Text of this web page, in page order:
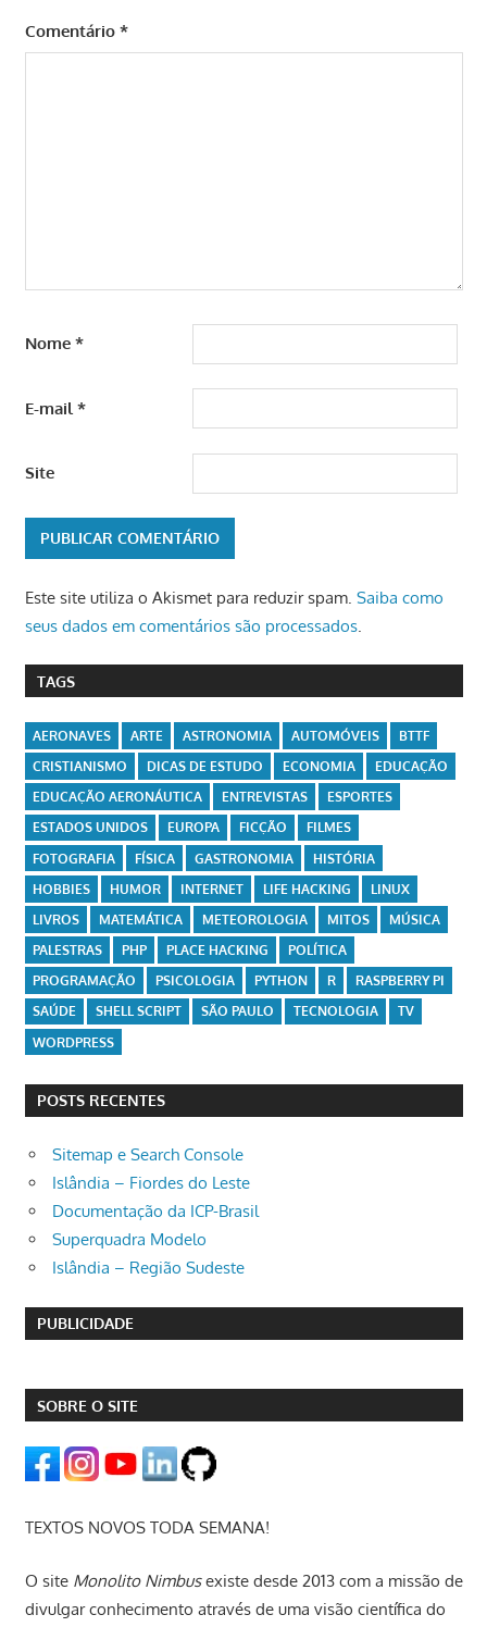
Comentário *
Nome *
E-mail *
Site
Este site utiliza o Akismet para reduzir spam. Saiba como
seus dados em comentários são processados.
TAGS
AERONAVES ARTE ASTRONOMIA AUTOMÓVEIS
BTTF
CRISTIANISMO
DICAS DE ESTUDO ECONOMIA
EDUCAÇÃO
EDUCAÇÃO AERONÁUTICA
ENTREVISTAS
ESPORTES
ESTADOS UNIDOS
EUROPA FICÇÃO
FILMES
FOTOGRAFIA
FÍSICA GASTRONOMIA
HISTÓRIA
HOBBIES
HUMOR INTERNET LIFE HACKING
LINUX
LIVROS
MATEMÁTICA METEOROLOGIA MITOS
MÚSICA
PALESTRAS
PHP PLACE HACKING
POLÍTICA
PROGRAMAÇÃO
PSICOLOGIA PYTHON R
RASPBERRY PI
SAÚDE
SHELL SCRIPT SÃO PAULO TECNOLOGIA
TV
WORDPRESS
POSTS RECENTES
Sitemap e Search Console
Islândia – Fiordes do Leste
Documentação da ICP-Brasil
Superquadra Modelo
Islândia – Região Sudeste
PUBLICIDADE
SOBRE O SITE
TEXTOS NOVOS TODA SEMANA!
O site Monolito Nimbusexiste desde 2013 com a missão de
divulgar conhecimento através de uma visão científica do